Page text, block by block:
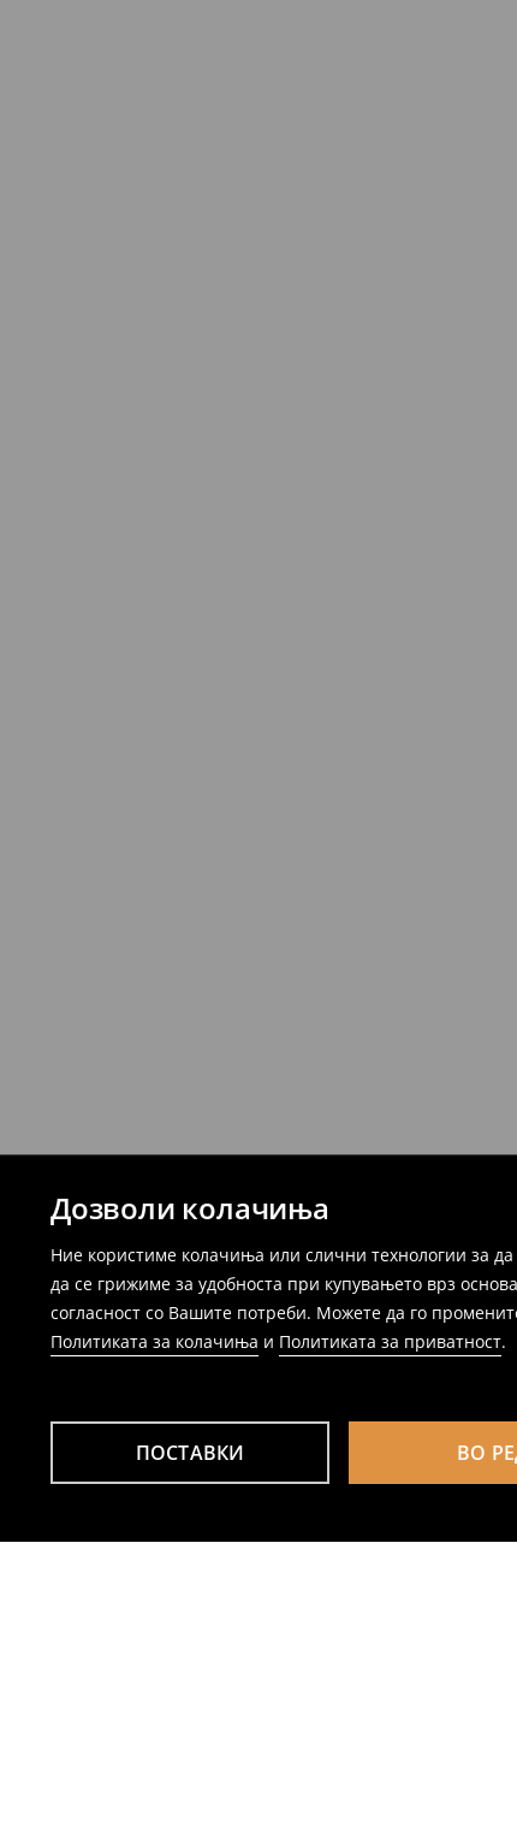
Дозволи колачиња
Ние користиме колачиња или слични технологии за
да се грижиме за удобноста при купувањето врз
согласност со Вашите потреби. Можете да го
Политиката за колачиња и Политиката за приватност.
ПОСТАВКИ ВО